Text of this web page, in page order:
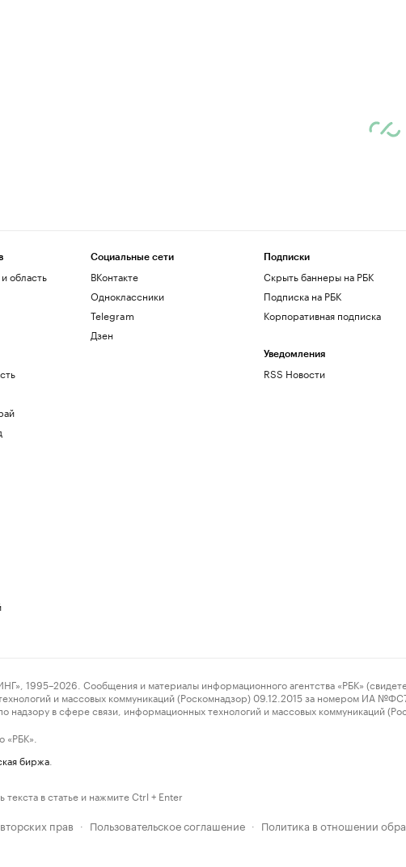
область
Социальные сети
ВКонтакте
Одноклассники
Telegram
Дзен
Подписки
Скрыть баннеры на РБК
Подписка на РБК
Корпоративная подписка
Уведомления
RSS Новости
Сообщения и материалы информационного агентства «РБК»
и массовых коммуникаций (Роскомнадзор) 09.12.2015 за номером ИА
надзору в сфере связи, информационных технологий и массовых коммуникаций
«РБК».
биржа
в статье и нажмите Ctrl + Enter
прав · Пользовательское соглашение · Политика в отношении